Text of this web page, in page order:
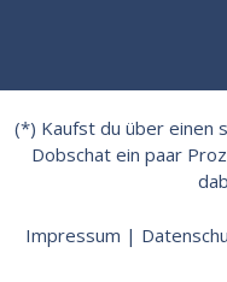
(*) Kaufst du über einen
Dobschat ein paar
Impressum |